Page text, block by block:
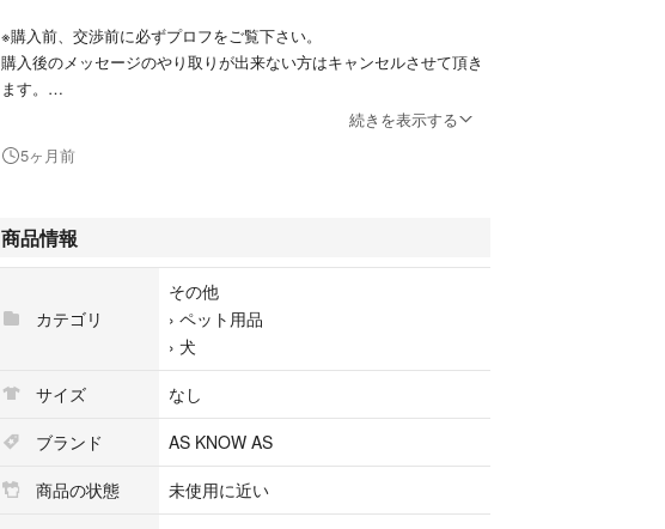
※購入前、交渉前に必ずプロフをご覧下さい。
購入後のメッセージのやり取りが出来ない方はキャンセルさせて頂き
ます。
気持ちの良いお取引きのため、ご理解ください^ - ^
犬服 ペットスリング ペットキャリー ドッグスリング ドッグキャリ
ー ドライブベッド ペットカート ハウス
#ブルブブ ハーネス リード ライフライク taylor83
#リトルリリー アズノウアズデワン アズノゥアズデワン クッキ
ー as know as de wan Asknowasdewan XS SS asknowasdewan
#アズノウアズデワン #アズノゥアズデワン p 0 1 asknowas dewa
n フィフィ モンシェリ ジェラートピケ
#Louisdog #ルイスドッグ
#パリエロ #ducie アレッタアンジェリーク ペットパラダイス #Bulbu
bu #ブルブブ スーザンランシー クールクール #クークチュール イ
ナモラーダ inamorada シャーロットドレス
続きを表示する
5ヶ月前
商品情報
カテゴリ
その他
› ペット用品
› 犬
サイズ
なし
ブランド
AS KNOW AS
商品の状態
未使用に近い